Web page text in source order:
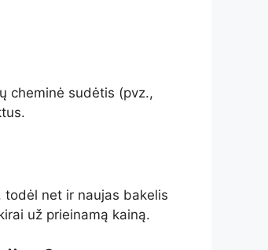
cheminė sudėtis (pvz.,
net ir naujas bakelis
už prieinamą kainą.